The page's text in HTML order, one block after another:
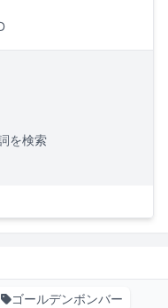
を検索
ゴールデンボンバー